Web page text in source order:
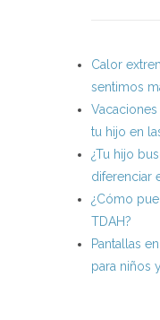
Calor
sentimos
tu hijo en
¿Tu hijo
diferenciar
¿Cómo
TDAH?
Pantallas
para niños